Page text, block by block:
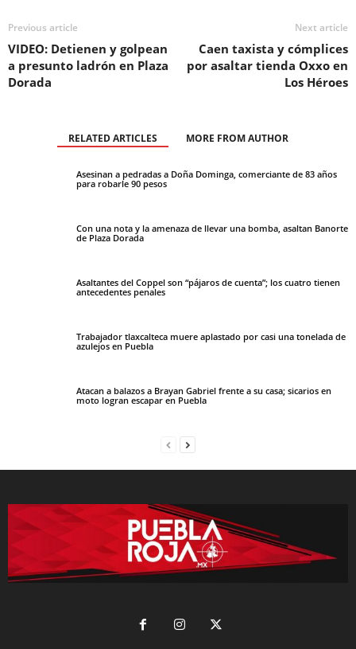
Previous article
VIDEO: Detienen y golpean
a presunto ladrón en Plaza
Dorada
Next article
Caen taxista y cómplices
por asaltar tienda Oxxo en
Los Héroes
RELATED ARTICLES MORE FROM AUTHOR
Asesinan a pedradas a Doña Dominga, comerciante de 83 años
para robarle 90 pesos
Con una nota y la amenaza de llevar una bomba, asaltan Banorte
de Plaza Dorada
Asaltantes del Coppel son “pájaros de cuenta”; los cuatro tienen
antecedentes penales
Trabajador tlaxcalteca muere aplastado por casi una tonelada de
azulejos en Puebla
Atacan a balazos a Brayan Gabriel frente a su casa; sicarios en
moto logran escapar en Puebla